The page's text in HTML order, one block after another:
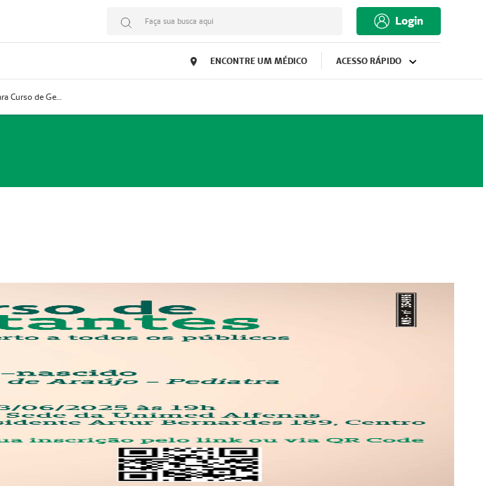
Faça sua busca aqui Login
ENCONTRE UM MÉDICO ACESSO RÁPIDO
Unimed Alfenas abre inscrições para Curso de Gestantes